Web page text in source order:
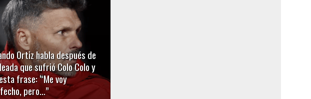
Ortiz habla después de
que sufrió Colo Colo y
frase: “Me voy
pero…”
LEER MÁS